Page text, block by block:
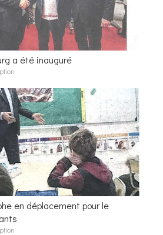
a été inauguré
en déplacement pour le